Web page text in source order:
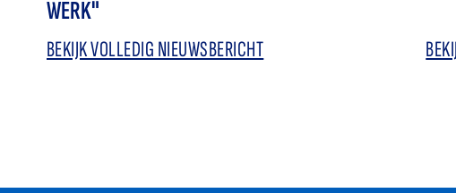
WERK"
BEKIJK VOLLEDIG NIEUWSBERICHT